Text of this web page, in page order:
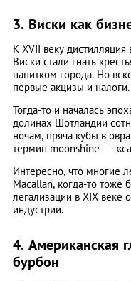
3. Виски как
К XVII веку
Виски стали гнать
напитком города. Но
первые акцизы и налоги.
Тогда-то и началась
долинах Шотландии
ночам, пряча кубы в
термин moonshine —
Интересно, что многие
Macallan, когда-то тоже
легализации в XIX веке
индустрии.
4. Американская
бурбон